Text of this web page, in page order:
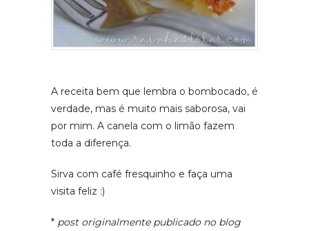
A receita bem que lembra o bombocado, é
verdade, mas é muito mais saborosa, vai
por mim. A canela com o limão fazem
toda a diferença.
Sirva com café fresquinho e faça uma
visita feliz :)
* post originalmente publicado no blog